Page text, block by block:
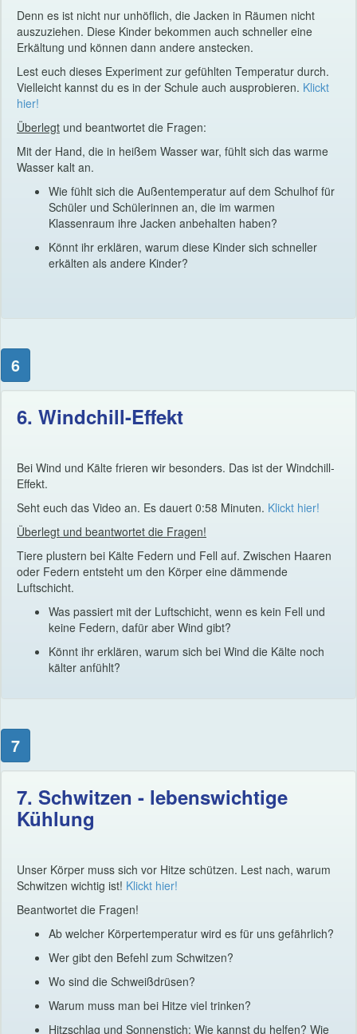
Denn es ist nicht nur unhöflich, die Jacken in Räumen nicht
auszuziehen. Diese Kinder bekommen auch schneller eine
Erkältung und können dann andere anstecken.
Lest euch dieses Experiment zur gefühlten Temperatur durch.
Vielleicht kannst du es in der Schule auch ausprobieren. Klickt
hier!
Überlegt und beantwortet die Fragen:
Mit der Hand, die in heißem Wasser war, fühlt sich das warme
Wasser kalt an.
Wie fühlt sich die Außentemperatur auf dem Schulhof für
Schüler und Schülerinnen an, die im warmen
Klassenraum ihre Jacken anbehalten haben?
Könnt ihr erklären, warum diese Kinder sich schneller
erkälten als andere Kinder?
6
6. Windchill-Effekt
Bei Wind und Kälte frieren wir besonders. Das ist der Windchill-
Effekt.
Seht euch das Video an. Es dauert 0:58 Minuten. Klickt hier!
Überlegt und beantwortet die Fragen!
Tiere plustern bei Kälte Federn und Fell auf. Zwischen Haaren
oder Federn entsteht um den Körper eine dämmende
Luftschicht.
Was passiert mit der Luftschicht, wenn es kein Fell und
keine Federn, dafür aber Wind gibt?
Könnt ihr erklären, warum sich bei Wind die Kälte noch
kälter anfühlt?
7
7. Schwitzen - lebenswichtige
Kühlung
Unser Körper muss sich vor Hitze schützen. Lest nach, warum
Schwitzen wichtig ist! Klickt hier!
Beantwortet die Fragen!
Ab welcher Körpertemperatur wird es für uns gefährlich?
Wer gibt den Befehl zum Schwitzen?
Wo sind die Schweißdrüsen?
Warum muss man bei Hitze viel trinken?
Hitzschlag und Sonnenstich: Wie kannst du helfen? Wie